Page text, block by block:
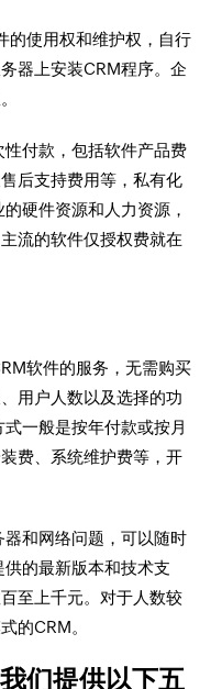
的使用权和维护权，自行
器上安装CRM程序。企
付款，包括软件产品费
后支持费用等，私有化
硬件资源和人力资源，
流的软件仅授权费就在
软件的服务，无需购买
用户人数以及选择的功
一般是按年付款或按月
费、系统维护费等，开
和网络问题，可以随时
的最新版本和技术支
至上千元。对于人数较
的CRM。
们提供以下五